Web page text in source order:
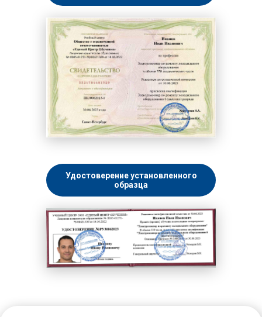
Удостоверение установленного
образца